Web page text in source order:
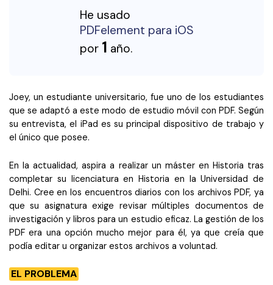
He usado
PDFelement para iOS
por 1 año.
Joey, un estudiante universitario, fue uno de los estudiantes
que se adaptó a este modo de estudio móvil con PDF. Según
su entrevista, el iPad es su principal dispositivo de trabajo y
el único que posee.
En la actualidad, aspira a realizar un máster en Historia tras
completar su licenciatura en Historia en la Universidad de
Delhi. Cree en los encuentros diarios con los archivos PDF, ya
que su asignatura exige revisar múltiples documentos de
investigación y libros para un estudio eficaz. La gestión de los
PDF era una opción mucho mejor para él, ya que creía que
podía editar u organizar estos archivos a voluntad.
EL PROBLEMA